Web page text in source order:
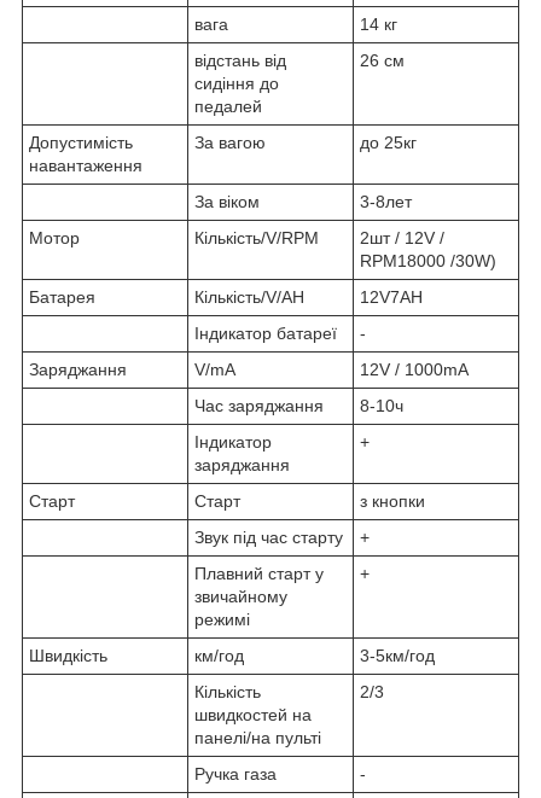
вага
14 кг
відстань від
сидіння до
педалей
26 см
Допустимість
навантаження
За вагою до 25кг
За віком
3-8лет
Мотор
Кількість/V/RPM
2шт / 12V /
RPM18000 /30W)
Батарея
Кількість/V/AH
12V7AH
Індикатор батареї
-
Заряджання
V/mA
12V / 1000mA
Час заряджання
8-10ч
Індикатор
заряджання
+
Старт Старт
з кнопки
Звук під час старту
+
Плавний старт у
звичайному
режимі
+
Швидкість км/год
3-5км/год
Кількість
швидкостей на
панелі/на пульті
2/3
Ручка газа
-